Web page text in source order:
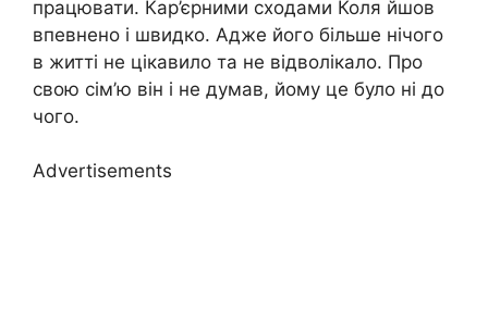
працювати. Кар’єрними сходами Коля йшов
впевнено і швидко. Адже його більше нічого
в житті не цікавило та не відволікало. Про
свою сім’ю він і не думав, йому це було ні до
чого.
Advertisements